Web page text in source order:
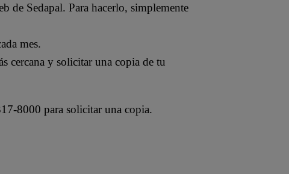
de Sedapal. Para hacerlo, simplemente
mes.
cercana y solicitar una copia de tu
8000 para solicitar una copia.